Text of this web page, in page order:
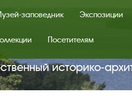
заповедник Экспозиции
Посетителям